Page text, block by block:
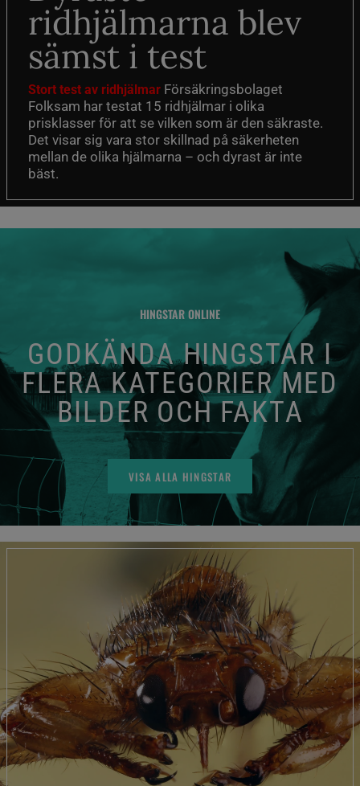
ridhjälmarna blev
sämst i test
Stort test av ridhjälmar Försäkringsbolaget
Folksam har testat 15 ridhjälmar i olika
prisklasser för att se vilken som är den säkraste.
Det visar sig vara stor skillnad på säkerheten
mellan de olika hjälmarna – och dyrast är inte
bäst.
HINGSTAR ONLINE
GODKÄNDA HINGSTAR I
FLERA KATEGORIER MED
BILDER OCH FAKTA
VISA ALLA HINGSTAR